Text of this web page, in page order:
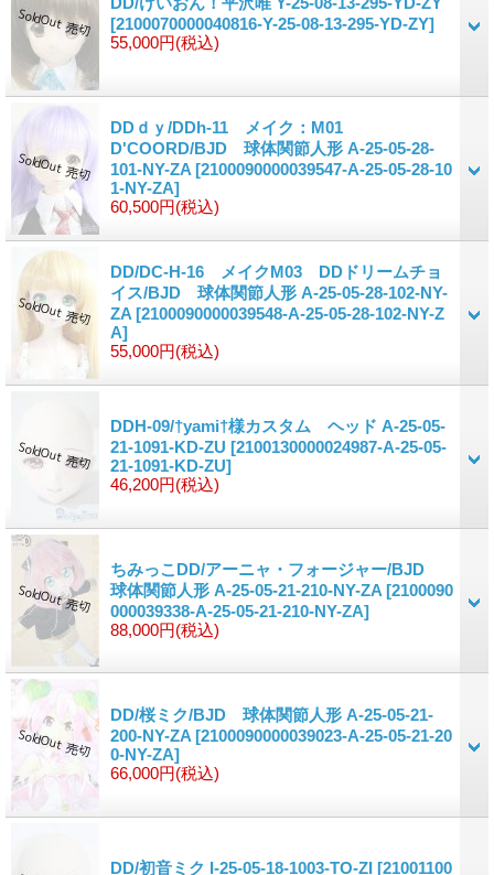
[2100070000040816-Y-25-08-13-295-YD-ZY]
55,000円(税込)
DDｄｙ/DDh-11 メイク：M01
D'COORD/BJD 球体関節人形 A-25-05-28-
101-NY-ZA [2100090000039547-A-25-05-28-10
1-NY-ZA]
60,500円(税込)
DD/DC-H-16 メイクM03 DDドリームチョ
イス/BJD 球体関節人形 A-25-05-28-102-NY-
ZA [2100090000039548-A-25-05-28-102-NY-Z
A]
55,000円(税込)
DDH-09/†yami†様カスタム ヘッド A-25-05-
21-1091-KD-ZU [2100130000024987-A-25-05-
21-1091-KD-ZU]
46,200円(税込)
ちみっこDD/アーニャ・フォージャー/BJD
球体関節人形 A-25-05-21-210-NY-ZA [2100090
000039338-A-25-05-21-210-NY-ZA]
88,000円(税込)
DD/桜ミク/BJD 球体関節人形 A-25-05-21-
200-NY-ZA [2100090000039023-A-25-05-21-20
0-NY-ZA]
66,000円(税込)
DD/初音ミク I-25-05-18-1003-TO-ZI [21001100